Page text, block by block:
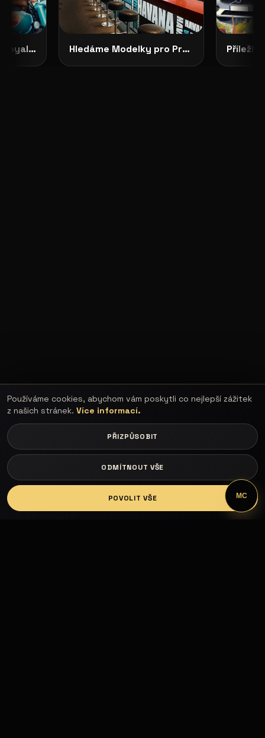
LOGIN
CASTING OTEVŘEN: Royal Enfield Garage hledá tváře své značky Hledáme Modelky pro Projekty v Severních Čechách: HAVANA CLUB, Děčín
Používáme cookies, abychom vám poskytli co nejlepší zážitek
z našich stránek. Více informací.
PŘIZPŮSOBIT
ODMÍTNOUT VŠE
POVOLIT VŠE MC